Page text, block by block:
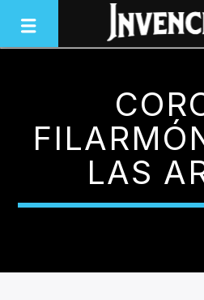
JUNTOS SOMOS
LAS